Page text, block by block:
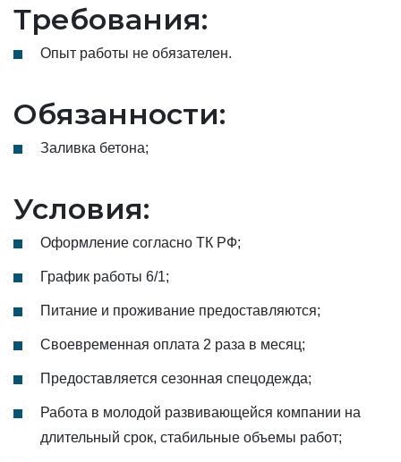
Требования:
Опыт работы не обязателен.
Обязанности:
Заливка бетона;
Условия:
Оформление согласно ТК РФ;
График работы 6/1;
Питание и проживание предоставляются;
Своевременная оплата 2 раза в месяц;
Предоставляется сезонная спецодежда;
Работа в молодой развивающейся компании на
длительный срок, стабильные объемы работ;